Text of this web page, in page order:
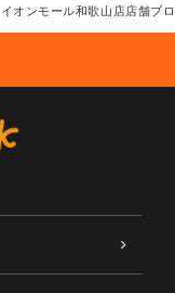
イオンモール和歌山店店舗ブ